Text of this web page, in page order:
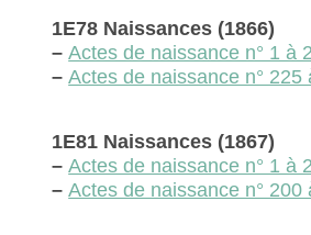
1E78 Naissances (1866)
– Actes de naissance n° 1 à
– Actes de naissance n°
1E81 Naissances (1867)
– Actes de naissance n° 1 à
– Actes de naissance n°